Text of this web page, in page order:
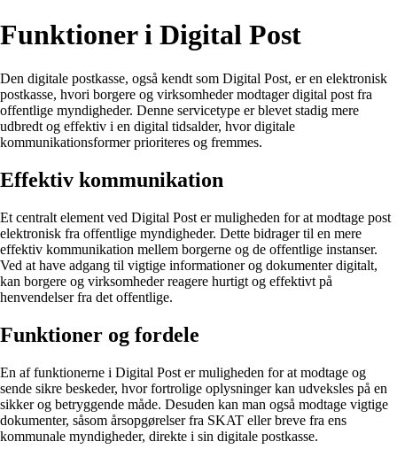
Funktioner i Digital Post
Den digitale postkasse, også kendt som Digital Post, er en elektronisk
postkasse, hvori borgere og virksomheder modtager digital post fra
offentlige myndigheder. Denne servicetype er blevet stadig mere
udbredt og effektiv i en digital tidsalder, hvor digitale
kommunikationsformer prioriteres og fremmes.
Effektiv kommunikation
Et centralt element ved Digital Post er muligheden for at modtage post
elektronisk fra offentlige myndigheder. Dette bidrager til en mere
effektiv kommunikation mellem borgerne og de offentlige instanser.
Ved at have adgang til vigtige informationer og dokumenter digitalt,
kan borgere og virksomheder reagere hurtigt og effektivt på
henvendelser fra det offentlige.
Funktioner og fordele
En af funktionerne i Digital Post er muligheden for at modtage og
sende sikre beskeder, hvor fortrolige oplysninger kan udveksles på en
sikker og betryggende måde. Desuden kan man også modtage vigtige
dokumenter, såsom årsopgørelser fra SKAT eller breve fra ens
kommunale myndigheder, direkte i sin digitale postkasse.